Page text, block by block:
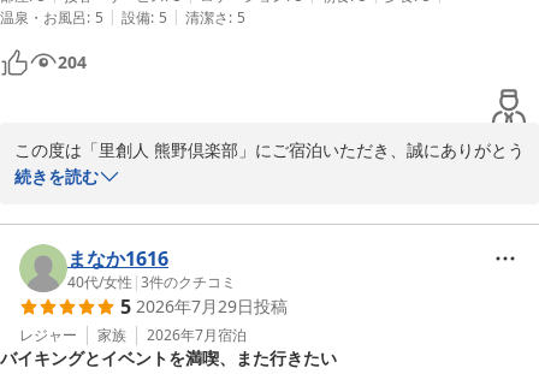
で何よりです。
次回もさらに快適で特別なご滞在を提供できるよう尽力させていた
季節によって異なる熊野の魅力を楽しんでいただけるよう、準備し
てお待ちしております。
この度は貴重なご感想をありがとうございました。またのご来館を
里創人 熊野倶楽部
2026-05-07
温泉・お風呂: 5 | 設備: 5 | 清潔さ: 5
204
この度は「里創人 熊野倶楽部」にご宿泊いただき、誠にありがとう
ございました。
葉、とても嬉しく拝読いたしました。
ゆったりと楽しいひとときを過ごしていただけたことは、私たちに
とって何よりの喜びです。そして、サービスについてもご満足いた
だけたとのこと、大変光栄です。スタッフ一同、心を込めておもて
なしさせていただいた中で、その思いが伝わったのであれば幸いで
続きを読む
まなか1616
40代/女性 |3件のクチコミ
5 2026年7月29日投稿
レジャー 家族 2026年7月宿泊
バイキングとイベントを満喫、また行きたい